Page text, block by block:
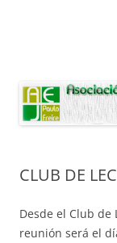
CLUB DE
Desde el Club
reunión será el